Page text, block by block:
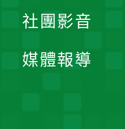
社團影音
媒體報導